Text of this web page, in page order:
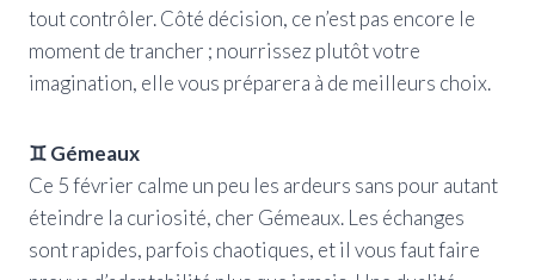
tout contrôler. Côté décision, ce n’est pas encore le
moment de trancher ; nourrissez plutôt votre
imagination, elle vous préparera à de meilleurs choix.
♊ Gémeaux
Ce 5 février calme un peu les ardeurs sans pour autant
éteindre la curiosité, cher Gémeaux. Les échanges
sont rapides, parfois chaotiques, et il vous faut faire